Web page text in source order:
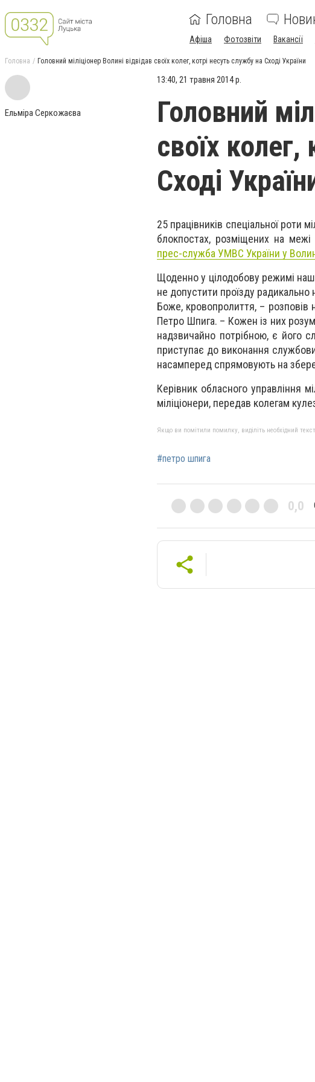
Головна
Афіша Фотозвіти Вакансії
Головна Головний міліціонер Волині відвідав своїх колег, котрі несуть службу на Сході України
Ельміра Серкожаєва
13:40, 21 травня 2014 р.
Головний
своїх
Сході
25 працівників спеціальної роти
блокпостах, розміщених на межі
прес-служба УМВС України у
Щоденно у цілодобову режимі
не допустити проїзду радикально
Боже, кровопролиття, – розповів
Петро Шпига. – Кожен із них
надзвичайно потрібною, є його
приступає до виконання
насамперед спрямовують на
Керівник обласного управління
міліціонери, передав колегам
Якщо ви помітили помилку, виділіть необхідний
#петро шпига
0,0